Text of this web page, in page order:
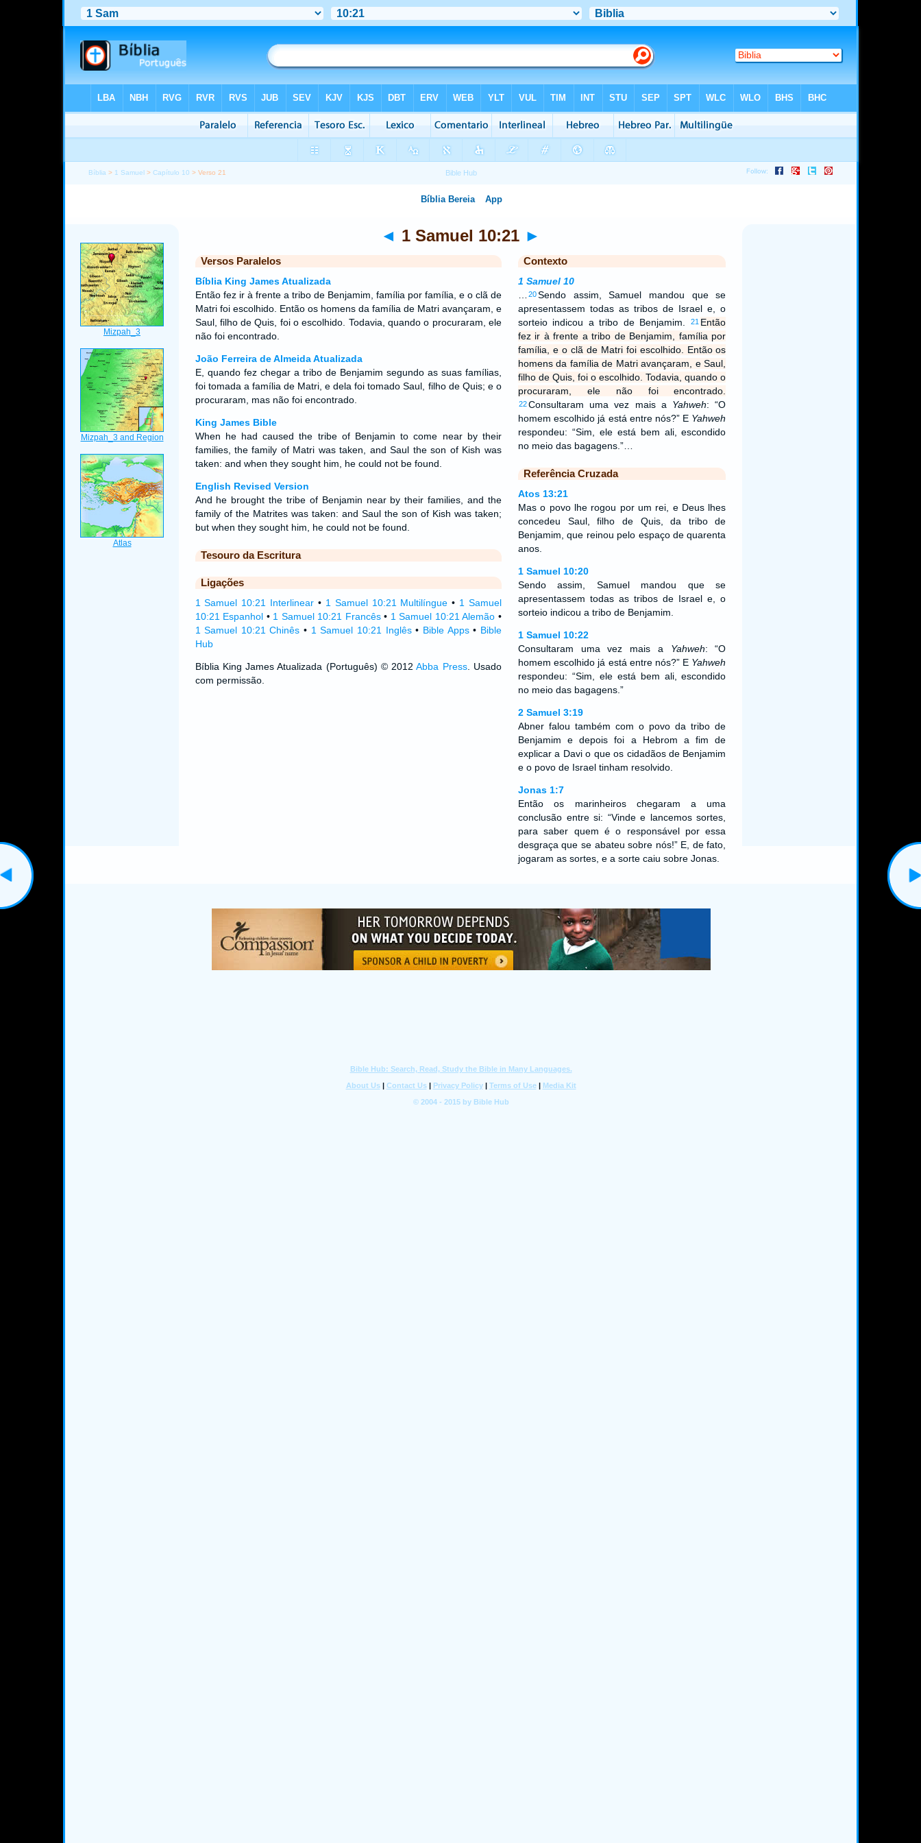
Bíblia > 1 Samuel >Capítulo 10 > Verso 21
◄ 1 Samuel 10:21 ►
Versos Paralelos
Bíblia King James Atualizada
Então fez ir à frente a tribo de Benjamim, família por família, e o clã de
Matri foi escolhido. Então os homens da família de Matri avançaram, e
Saul, filho de Quis, foi o escolhido. Todavia, quando o procuraram, ele
não foi encontrado.
João Ferreira de Almeida Atualizada
E, quando fez chegar a tribo de Benjamim segundo as suas famílias,
foi tomada a família de Matri, e dela foi tomado Saul, filho de Quis; e o
procuraram, mas não foi encontrado.
King James Bible
When he had caused the tribe of Benjamin to come near by their
families, the family of Matri was taken, and Saul the son of Kish was
taken: and when they sought him, he could not be found.
English Revised Version
And he brought the tribe of Benjamin near by their families, and the
family of the Matrites was taken: and Saul the son of Kish was taken;
but when they sought him, he could not be found.
Tesouro da Escritura
Ligações
1 Samuel 10:21 Interlinear • 1 Samuel 10:21 Multilíngue • 1 Samuel
10:21 Espanhol • 1 Samuel 10:21 Francês• 1 Samuel 10:21 Alemão •
1 Samuel 10:21 Chinês • 1 Samuel 10:21 Inglês• Bible Apps• Bible
Hub
Bíblia King James Atualizada (Português) © 2012Abba Press. Usado
com permissão.
Contexto
1 Samuel 10
20Sendo assim, Samuel mandou que se
apresentassem todas as tribos de Israel e, o
sorteio indicou a tribo de Benjamim.
21 Então
fez ir à frente a tribo de Benjamim, família por
família, e o clã de Matri foi escolhido. Então os
homens da família de Matri avançaram, e Saul,
filho de Quis, foi o escolhido. Todavia, quando o
procuraram, ele não foi encontrado.
22Consultaram uma vez mais a Yahweh: “O
homem escolhido já está entre nós?” E Yahweh
respondeu: “Sim, ele está bem ali, escondido
no meio das bagagens.”…
Referência Cruzada
Atos 13:21
Mas o povo lhe rogou por um rei, e Deus lhes
concedeu Saul, filho de Quis, da tribo de
Benjamim, que reinou pelo espaço de quarenta
anos.
1 Samuel 10:20
Sendo assim, Samuel mandou que se
apresentassem todas as tribos de Israel e, o
sorteio indicou a tribo de Benjamim.
1 Samuel 10:22
Consultaram uma vez mais a Yahweh: “O
homem escolhido já está entre nós?” E Yahweh
respondeu: “Sim, ele está bem ali, escondido
no meio das bagagens.”
2 Samuel 3:19
Abner falou também com o povo da tribo de
Benjamim e depois foi a Hebrom a fim de
explicar a Davi o que os cidadãos de Benjamim
e o povo de Israel tinham resolvido.
Jonas 1:7
Então os marinheiros chegaram a uma
conclusão entre si: “Vinde e lancemos sortes,
para saber quem é o responsável por essa
desgraça que se abateu sobre nós!” E, de fato,
jogaram as sortes, e a sorte caiu sobre Jonas.